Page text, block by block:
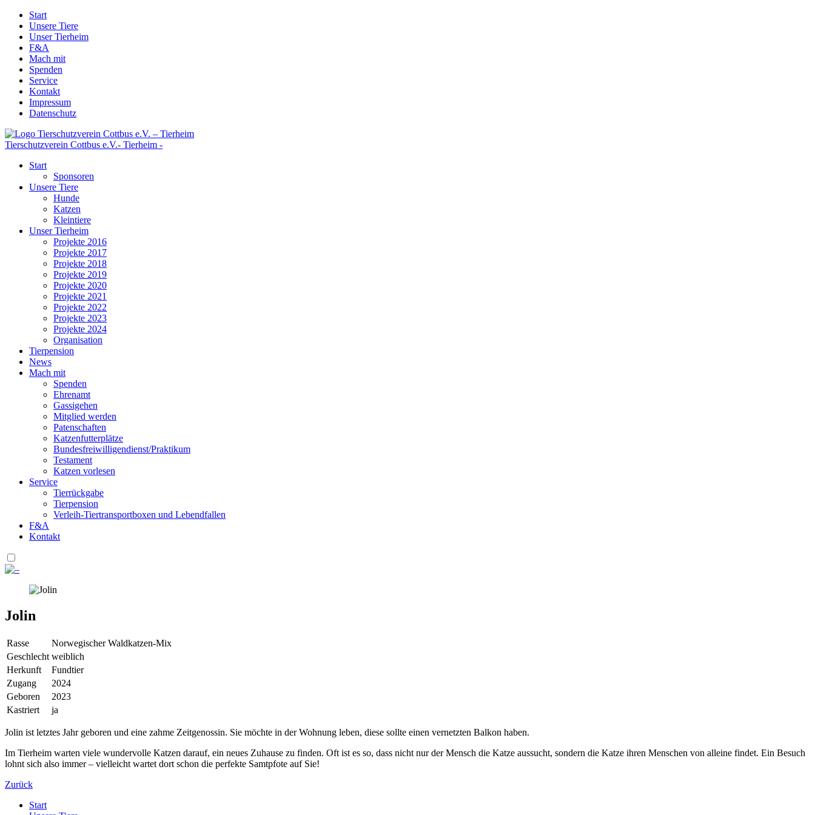
Start
Unsere Tiere
Unser Tierheim
F&A
Mach mit
Spenden
Service
Kontakt
Impressum
Datenschutz
Tierschutzverein Cottbus e.V.- Tierheim -
Start
Sponsoren
Unsere Tiere
Hunde
Katzen
Kleintiere
Unser Tierheim
Projekte 2016
Projekte 2017
Projekte 2018
Projekte 2019
Projekte 2020
Projekte 2021
Projekte 2022
Projekte 2023
Projekte 2024
Organisation
Tierpension
News
Mach mit
Spenden
Ehrenamt
Gassigehen
Mitglied werden
Patenschaften
Katzen­futterplätze
Bundesfreiwilligendienst/Praktikum
Testament
Katzen vorlesen
Service
Tierrückgabe
Tierpension
Verleih-Tiertransportboxen und Lebendfallen
F&A
Kontakt
Jolin
Rasse
Norwegischer Waldkatzen-Mix
Geschlecht weiblich
Herkunft
Fundtier
Zugang
2024
Geboren
2023
Kastriert
ja
Jolin ist letztes Jahr geboren und eine zahme Zeitgenossin. Sie möchte in der Wohnung leben, diese sollte einen vernetzten Balkon haben.
Im Tierheim warten viele wundervolle Katzen darauf, ein neues Zuhause zu finden. Oft ist es so, dass nicht nur der Mensch die Katze aussucht, sondern die Katze ihren Menschen von alleine findet. Ein Besuch
lohnt sich also immer – vielleicht wartet dort schon die perfekte Samtpfote auf Sie!
Zurück
Start